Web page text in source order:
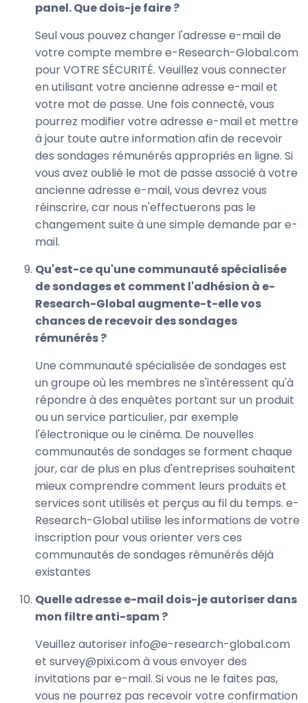
panel. Que dois-je faire ?
Seul vous pouvez changer l'adresse e-mail de
votre compte membre e-Research-Global.com
pour VOTRE SÉCURITÉ. Veuillez vous connecter
en utilisant votre ancienne adresse e-mail et
votre mot de passe. Une fois connecté, vous
pourrez modifier votre adresse e-mail et mettre
à jour toute autre information afin de recevoir
des sondages rémunérés appropriés en ligne. Si
vous avez oublié le mot de passe associé à votre
ancienne adresse e-mail, vous devrez vous
réinscrire, car nous n'effectuerons pas le
changement suite à une simple demande par e-
mail.
Qu'est-ce qu'une communauté spécialisée
de sondages et comment l'adhésion à e-
Research-Global augmente-t-elle vos
chances de recevoir des sondages
rémunérés ?
Une communauté spécialisée de sondages est
un groupe où les membres ne s'intéressent qu'à
répondre à des enquêtes portant sur un produit
ou un service particulier, par exemple
l'électronique ou le cinéma. De nouvelles
communautés de sondages se forment chaque
jour, car de plus en plus d'entreprises souhaitent
mieux comprendre comment leurs produits et
services sont utilisés et perçus au fil du temps. e-
Research-Global utilise les informations de votre
inscription pour vous orienter vers ces
communautés de sondages rémunérés déjà
existantes
Quelle adresse e-mail dois-je autoriser dans
mon filtre anti-spam ?
Veuillez autoriser info@e-research-global.com
et survey@pixi.com à vous envoyer des
invitations par e-mail. Si vous ne le faites pas,
vous ne pourrez pas recevoir votre confirmation